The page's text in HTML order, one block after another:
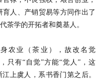
人、产销贸易等方同作出了
茶学的开拓者和奠基人。
业（茶业），故改名觉
只有“自觉”方能“觉人”，这
上虞人，系书香门第之后。